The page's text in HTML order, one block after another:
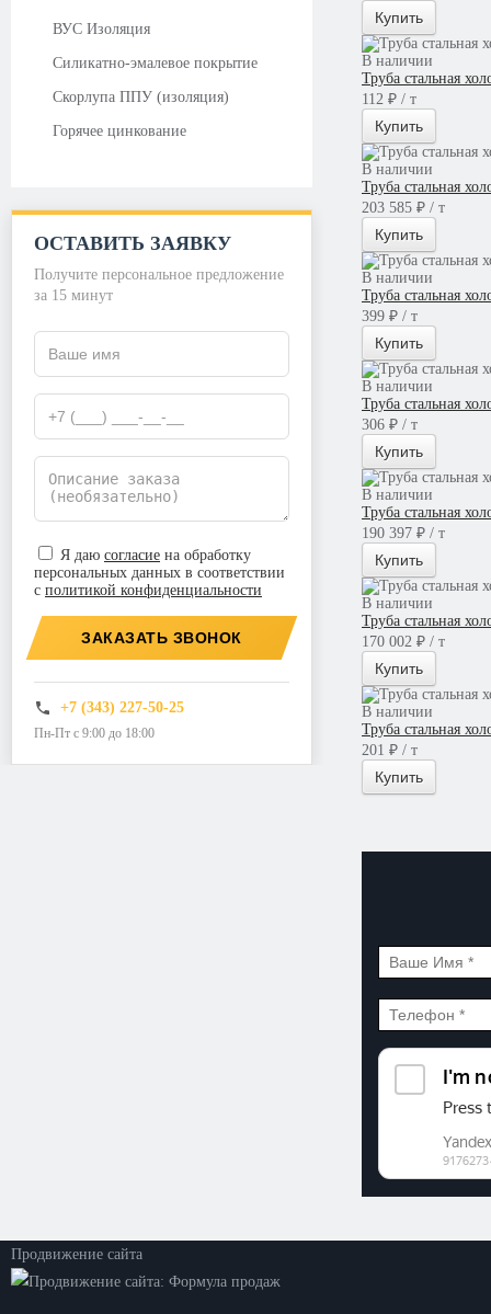
ВУС Изоляция
Силикатно-эмалевое покрытие
Скорлупа ППУ (изоляция)
Горячее цинкование
ОСТАВИТЬ ЗАЯВКУ
Получите персональное предложение
за 15 минут
Я даю согласие на обработку
персональных данных в соответствии
с политикой конфиденциальности
ЗАКАЗАТЬ ЗВОНОК
+7 (343) 227-50-25
Пн-Пт с 9:00 до 18:00
Купить
В наличии
Труба стальная
112 ₽ / т
Купить
В наличии
Труба стальная
203 585 ₽ / т
Купить
В наличии
Труба стальная
399 ₽ / т
Купить
В наличии
Труба стальная
306 ₽ / т
Купить
В наличии
Труба стальная
190 397 ₽ / т
Купить
В наличии
Труба стальная
170 002 ₽ / т
Купить
В наличии
Труба стальная
201 ₽ / т
Купить
Продвижение сайта